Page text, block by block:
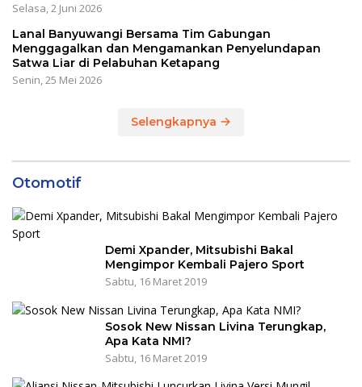
Selasa, 2 Juni 2026
Lanal Banyuwangi Bersama Tim Gabungan
Menggagalkan dan Mengamankan Penyelundapan
Satwa Liar di Pelabuhan Ketapang
Senin, 25 Mei 2026
Selengkapnya
Otomotif
Demi Xpander, Mitsubishi Bakal
Mengimpor Kembali Pajero Sport
Sabtu, 16 Maret 2019
Sosok New Nissan Livina Terungkap,
Apa Kata NMI?
Sabtu, 16 Maret 2019